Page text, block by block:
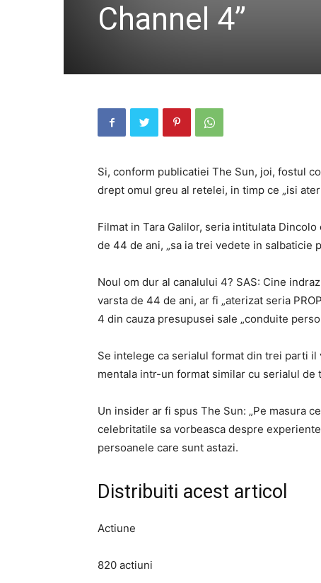
Channel 4”
Si, conform publicatiei The Sun, joi, fostul
drept omul greu al retelei, in timp ce „isi
Filmat in Tara Galilor, seria intitulata
de 44 de ani, „sa ia trei vedete in salbaticie
Noul om dur al canalului 4? SAS: Cine
varsta de 44 de ani, ar fi „aterizat seria
4 din cauza presupusei sale „conduite
Se intelege ca serialul format din trei parti
mentala intr-un format similar cu serialul de
Un insider ar fi spus The Sun: „Pe masura
celebritatile sa vorbeasca despre
persoanele care sunt astazi.
Distribuiti acest articol
Actiune
820 actiuni